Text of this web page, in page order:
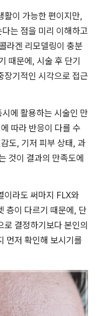
활이 가능한 편이지만,
는 점을 미리 이해하고
라겐 리모델링이 충분
때문에, 시술 후 단기
장기적인 시각으로 접근
에 활용하는 시술인 만
따라 반응이 다를 수
도, 기저 피부 상태, 과
것이 결과의 만족도에
이라도 써마지 FLX와
층이 다르기 때문에, 단
로 결정하기보다 본인의
먼저 확인해 보시기를